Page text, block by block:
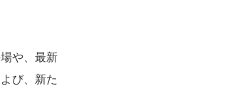
や、最新
び、新た